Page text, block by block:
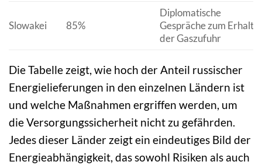
Slowakei 85%
Diplomatische
Gespräche zum Erhalt
der Gaszufuhr
Die Tabelle zeigt, wie hoch der Anteil russischer
Energielieferungen in den einzelnen Ländern ist
und welche Maßnahmen ergriffen werden, um
die Versorgungssicherheit nicht zu gefährden.
Jedes dieser Länder zeigt ein eindeutiges Bild der
Energieabhängigkeit, das sowohl Risiken als auch